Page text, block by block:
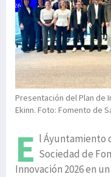
Presentación del Plan de
Ekinn. Foto: Fomento de
E l Áyuntamiento
Sociedad de
Innovación 2026 en